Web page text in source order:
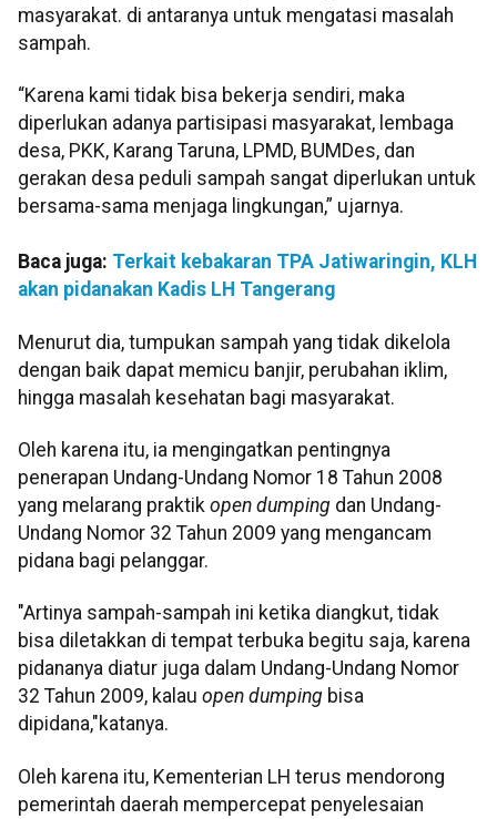
masyarakat. di antaranya untuk mengatasi masalah
sampah.
“Karena kami tidak bisa bekerja sendiri, maka
diperlukan adanya partisipasi masyarakat, lembaga
desa, PKK, Karang Taruna, LPMD, BUMDes, dan
gerakan desa peduli sampah sangat diperlukan untuk
bersama-sama menjaga lingkungan,” ujarnya.
Baca juga: Terkait kebakaran TPA Jatiwaringin, KLH
akan pidanakan Kadis LH Tangerang
Menurut dia, tumpukan sampah yang tidak dikelola
dengan baik dapat memicu banjir, perubahan iklim,
hingga masalah kesehatan bagi masyarakat.
Oleh karena itu, ia mengingatkan pentingnya
penerapan Undang-Undang Nomor 18 Tahun 2008
yang melarang praktik open dumping dan Undang-
Undang Nomor 32 Tahun 2009 yang mengancam
pidana bagi pelanggar.
"Artinya sampah-sampah ini ketika diangkut, tidak
bisa diletakkan di tempat terbuka begitu saja, karena
pidananya diatur juga dalam Undang-Undang Nomor
32 Tahun 2009, kalau open dumping bisa
dipidana,"katanya.
Oleh karena itu, Kementerian LH terus mendorong
pemerintah daerah mempercepat penyelesaian